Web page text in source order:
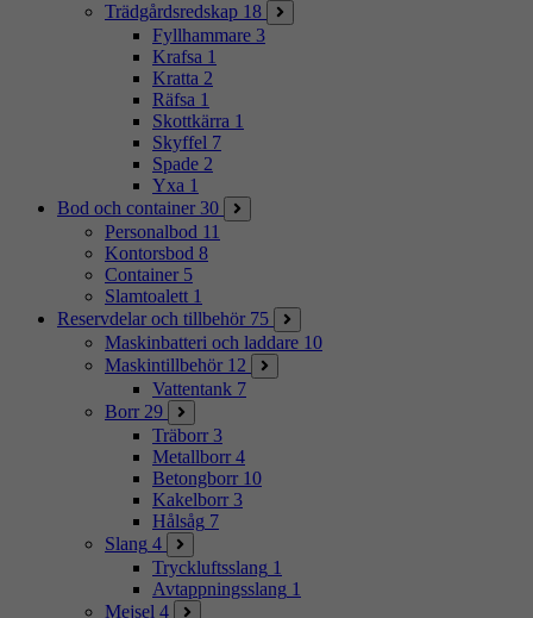
Trädgårdsredskap 18
Fyllhammare 3
Krafsa 1
Kratta 2
Räfsa 1
Skottkärra 1
Skyffel 7
Spade 2
Yxa 1
Bod och container 30
Personalbod 11
Kontorsbod 8
Container 5
Slamtoalett 1
Reservdelar och tillbehör 75
Maskinbatteri och laddare 10
Maskintillbehör 12
Vattentank 7
Borr 29
Träborr 3
Metallborr 4
Betongborr 10
Kakelborr 3
Hålsåg 7
Slang 4
Tryckluftsslang 1
Avtappningsslang 1
Mejsel 4